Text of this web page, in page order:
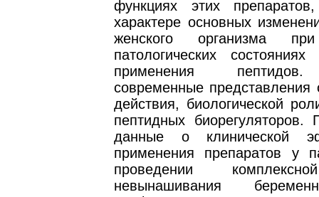
функциях этих
характере основных
женского организма
патологических
применения
современные представления
действия, биологической
пептидных биорегуляторов.
данные о клинической
применения препаратов у
проведении
невынашивания